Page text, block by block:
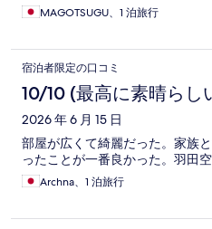
MAGOTSUGU、1 泊旅行
宿泊者限定の口コミ
10/10 (最高に素晴らし
2026 年 6 月 15 日
部屋が広くて綺麗だった。家族
ったことが一番良かった。羽田
Archna、1 泊旅行